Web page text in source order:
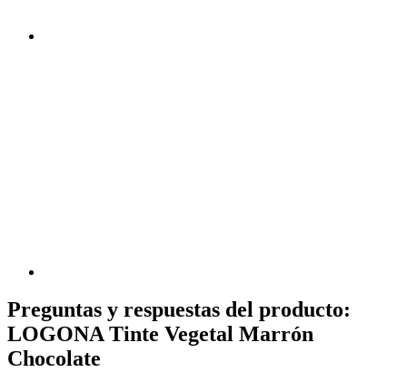
Preguntas y respuestas del producto:
LOGONA Tinte Vegetal Marrón
Chocolate